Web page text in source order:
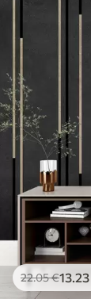
22.05€13 .23